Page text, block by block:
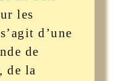
les
d’une
de
de la